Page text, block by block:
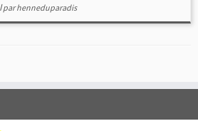
الحناءparhenneduparadis